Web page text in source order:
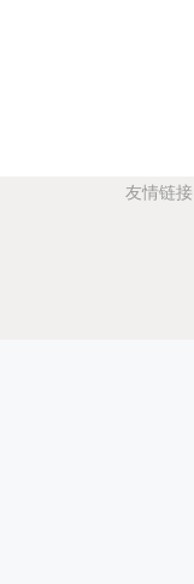
友情链接